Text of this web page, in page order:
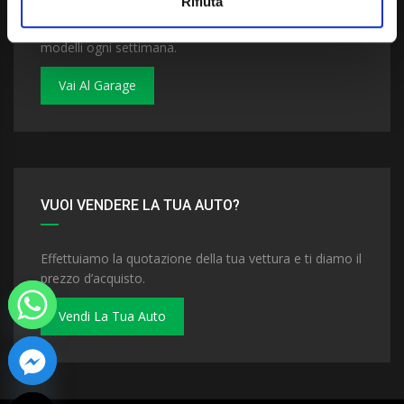
Dai un'occhiata al nostro garage. Troverai nuovi
modelli ogni settimana.
Vai Al Garage
VUOI VENDERE LA TUA AUTO?
Effettuiamo la quotazione della tua vettura e ti diamo il
prezzo d’acquisto.
Vendi La Tua Auto